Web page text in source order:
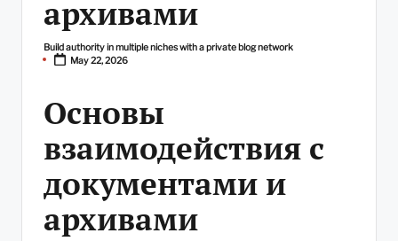
архивами
Posted
by
Build authority in multiple niches with a private blog network
May 22, 2026
Основы
взаимодействия с
документами и
архивами